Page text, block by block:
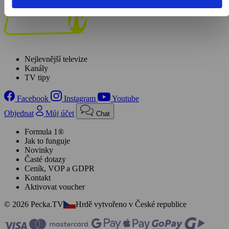
Nejlevnější televize
Kanály
TV tipy
Facebook Instagram
Youtube
Objednat
Můj účet Chat
Formula 1®
Jak to funguje
Novinky
Časté dotazy
Ceník, VOP a GDPR
Kontakt
Aktivovat voucher
© 2026 Pecka.TV
Hrdě vytvořeno v České republice